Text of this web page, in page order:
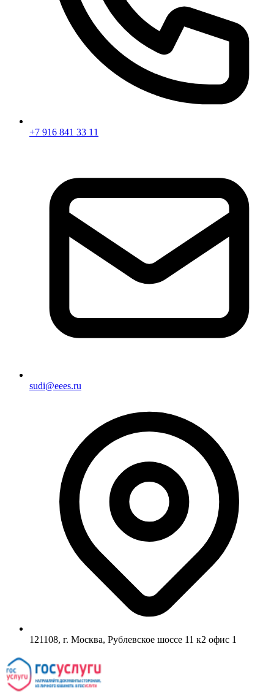
+7 916 841 33 11
sudi@eees.ru
121108, г. Москва, Рублевское шоссе 11 к2 офис 1